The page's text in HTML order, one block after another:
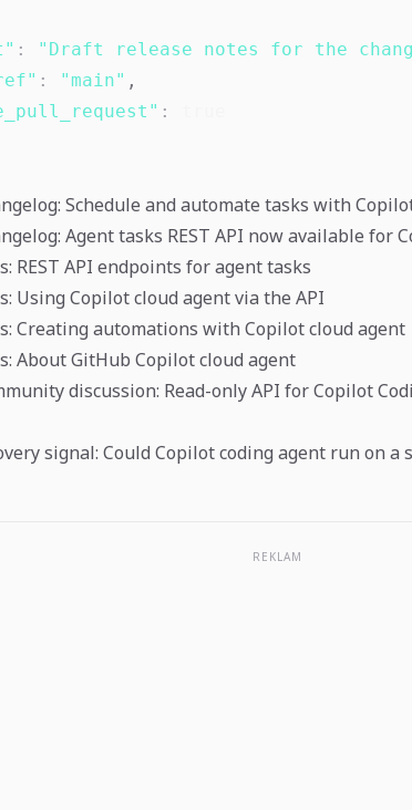
:
"Draft release notes for the
: "main" ,
:
Schedule and automate tasks with
Agent tasks REST API now available for
REST API endpoints for agent tasks
Using Copilot cloud agent via the API
Creating automations with Copilot cloud agent
About GitHub Copilot cloud agent
discussion: Read-only API for Copilot
signal: Could Copilot coding agent run on a
REKLAM